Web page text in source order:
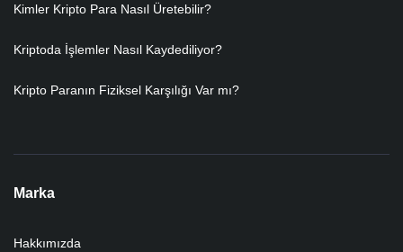
Kimler Kripto Para Nasıl Üretebilir?
Kriptoda İşlemler Nasıl Kaydediliyor?
Kripto Paranın Fiziksel Karşılığı Var mı?
Marka
Hakkımızda